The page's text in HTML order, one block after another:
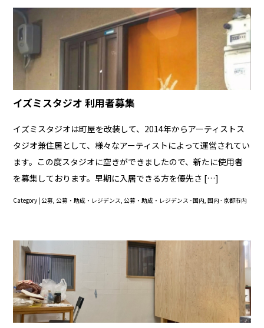
イズミスタジオ 利用者募集
イズミスタジオは町屋を改装して、2014年からアーティストス
タジオ兼住居として、様々なアーティストによって運営されてい
ます。この度スタジオに空きができましたので、新たに使用者
を募集しております。早期に入居できる方を優先さ […]
Category |公募,公募・助成・レジデンス,公募・助成・レジデンス - 国内,国内 - 京都市内